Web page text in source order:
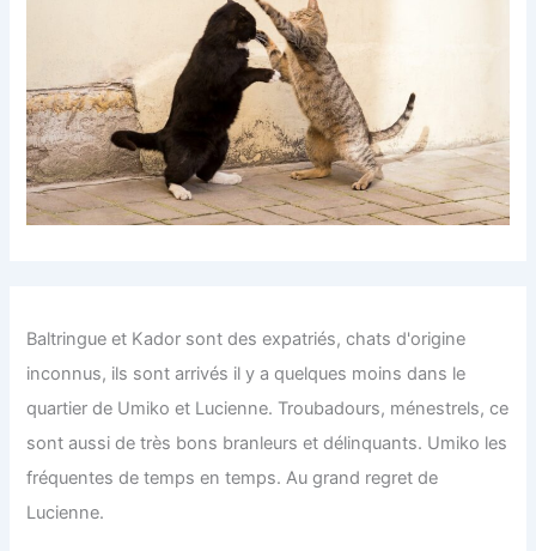
Baltringue et Kador sont des expatriés, chats d'origine
inconnus, ils sont arrivés il y a quelques moins dans le
quartier de Umiko et Lucienne. Troubadours, ménestrels, ce
sont aussi de très bons branleurs et délinquants. Umiko les
fréquentes de temps en temps. Au grand regret de
Lucienne.